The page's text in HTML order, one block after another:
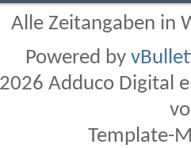
Alle Zeitangaben in
Powered by
Adduco Digital
Template-